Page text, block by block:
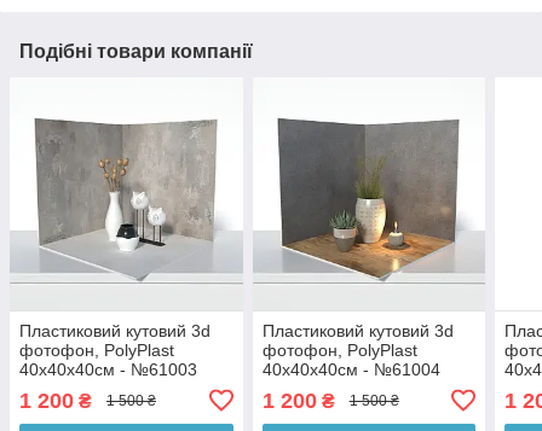
Подібні товари компанії
Пластиковий кутовий 3d
фотофон, PolyPlast
40x40x40см - №61003
1 200 ₴ 1 500 ₴
Пластиковий кутовий 3d
фотофон, PolyPlast
40x40x40см - №61004
1 200₴ 1 500 ₴ 1